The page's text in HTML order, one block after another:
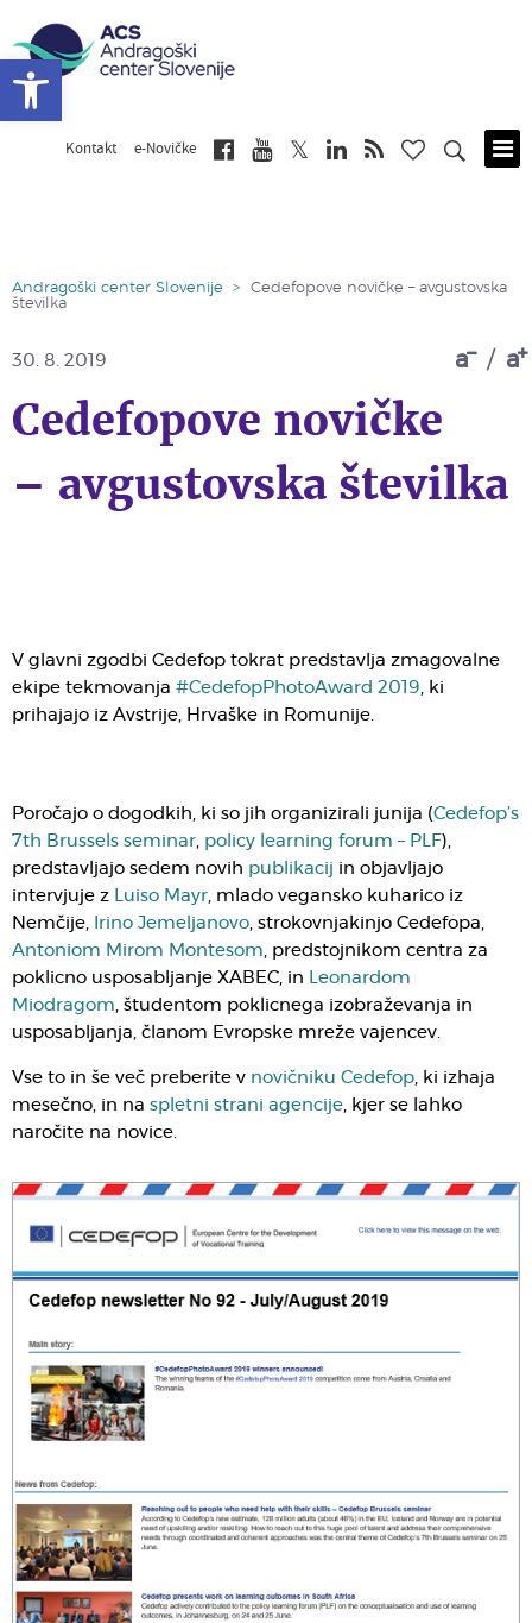
Kontakt e-Novičke
Andragoški center Slovenije >
Cedefopove novičke – avgustovska
številka
a / a
30. 8. 2019
Cedefopove novičke
– avgustovska številka
V glavni zgodbi Cedefop tokrat predstavlja zmagovalne
ekipe tekmovanja #CedefopPhotoAward 2019, ki
prihajajo iz Avstrije, Hrvaške in Romunije.
Poročajo o dogodkih, ki so jih organizirali junija (Cedefop’s
7th Brussels seminar, policy learning forum – PLF),
predstavljajo sedem novih publikacij in objavljajo
intervjuje z Luiso Mayr, mlado vegansko kuharico iz
Nemčije, Irino Jemeljanovo, strokovnjakinjo Cedefopa,
Antoniom Mirom Montesom, predstojnikom centra za
poklicno usposabljanje XABEC, in Leonardom
Miodragom, študentom poklicnega izobraževanja in
usposabljanja, članom Evropske mreže vajencev.
Vse to in še več preberite v novičniku Cedefop, ki izhaja
mesečno, in na spletni strani agencije, kjer se lahko
naročite na novice.
Open toolbar